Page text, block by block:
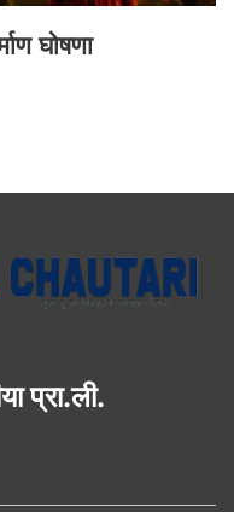
घोषणा
प्रा.ली.